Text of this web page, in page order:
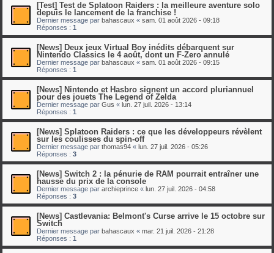
[Test] Test de Splatoon Raiders : la meilleure aventure solo
depuis le lancement de la franchise !
Dernier message par bahascaux « sam. 01 août 2026 - 09:18
Réponses : 1
[News] Deux jeux Virtual Boy inédits débarquent sur
Nintendo Classics le 4 août, dont un F-Zero annulé
Dernier message par bahascaux « sam. 01 août 2026 - 09:15
Réponses : 1
[News] Nintendo et Hasbro signent un accord pluriannuel
pour des jouets The Legend of Zelda
Dernier message par Gus « lun. 27 juil. 2026 - 13:14
Réponses : 1
[News] Splatoon Raiders : ce que les développeurs révèlent
sur les coulisses du spin-off
Dernier message par thomas94 « lun. 27 juil. 2026 - 05:26
Réponses : 3
[News] Switch 2 : la pénurie de RAM pourrait entraîner une
hausse du prix de la console
Dernier message par archieprince « lun. 27 juil. 2026 - 04:58
Réponses : 3
[News] Castlevania: Belmont's Curse arrive le 15 octobre sur
Switch
Dernier message par bahascaux « mar. 21 juil. 2026 - 21:28
Réponses : 1